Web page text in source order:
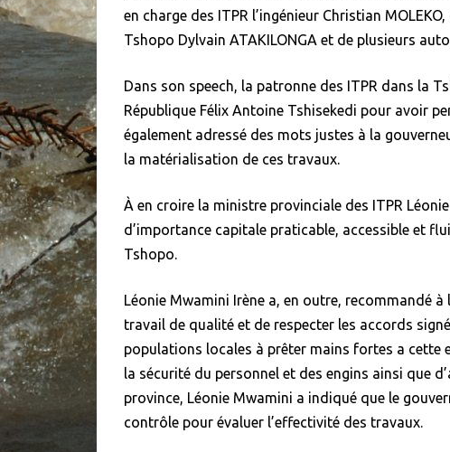
en charge des ITPR l’ingénieur Christian
Tshopo Dylvain ATAKILONGA et de plusieurs
Dans son speech, la patronne des ITPR dans la
République Félix Antoine Tshisekedi pour avoir
également adressé des mots justes à la
la matérialisation de ces travaux.
À en croire la ministre provinciale des ITPR
d’importance capitale praticable, accessible et
Tshopo.
Léonie Mwamini Irène a, en outre, recommandé
travail de qualité et de respecter les accords
populations locales à prêter mains fortes a cette
la sécurité du personnel et des engins ainsi que
province, Léonie Mwamini a indiqué que le
contrôle pour évaluer l’effectivité des travaux.